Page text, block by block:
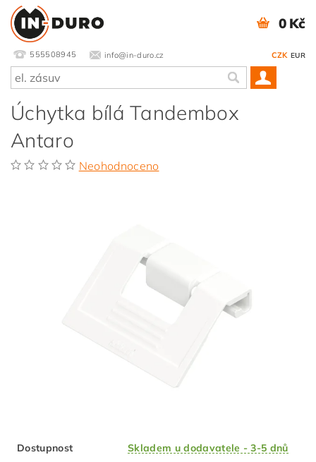
555508945 info@in-duro.cz CZK EUR
0 Kč
Úchytka bílá Tandembox
Antaro
Neohodnoceno
Dostupnost Skladem u dodavatele - 3-5 dnů